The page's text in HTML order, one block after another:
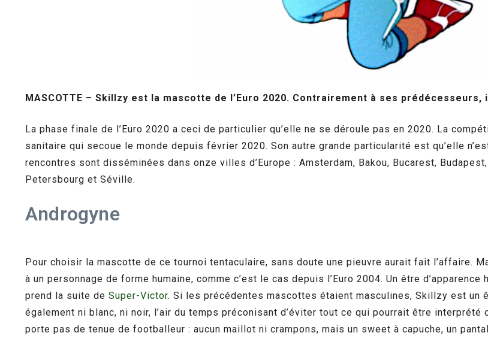
MASCOTTE – Skillzy est la mascotte de l’Euro 2020. Contrairement à ses prédécesseurs,
La phase finale de l’Euro 2020 a ceci de particulier qu’elle ne se déroule pas en 2020. La
sanitaire qui secoue le monde depuis février 2020. Son autre grande particularité est qu’elle
rencontres sont disséminées dans onze villes d’Europe : Amsterdam, Bakou, Bucarest,
Petersbourg et Séville.
Androgyne
Pour choisir la mascotte de ce tournoi tentaculaire, sans doute une pieuvre aurait fait l’affaire.
à un personnage de forme humaine, comme c’est le cas depuis l’Euro 2004. Un être
prend la suite de Super-Victor. Si les précédentes mascottes étaient masculines, Skillzy est un
également ni blanc, ni noir, l’air du temps préconisant d’éviter tout ce qui pourrait être
porte pas de tenue de footballeur : aucun maillot ni crampons, mais un sweet à capuche, un